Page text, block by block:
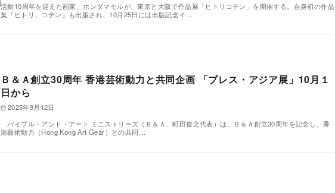
活動10周年を迎えた画家、ホンダマモルが、東京と大阪で作品展「ヒトリコテン」を開催する。自身初の作品
集『ヒトリ、コテン』も出版され、10月25日には出版記念イ…
Ｂ＆Ａ創立30周年 香港芸術動力と共同企画 「ブレス・アジア展」10月１
日から
2025年9月12日
バイブル・アンド・アート ミニストリーズ（Ｂ＆Ａ、町田俊之代表）は、Ｂ＆Ａ創立30周年を記念し、香
港藝術動力（Hong Kong Art Gear）との共同…